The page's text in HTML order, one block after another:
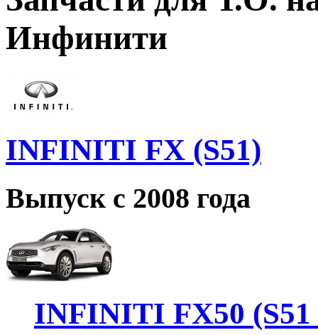
Инфинити
INFINITI FX (S51)
Выпуск с 2008 года
INFINITI FX50